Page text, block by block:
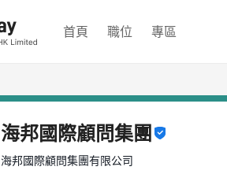
首頁 職位 專區
海邦國際顧問集團
海邦國際顧問集團有限公司